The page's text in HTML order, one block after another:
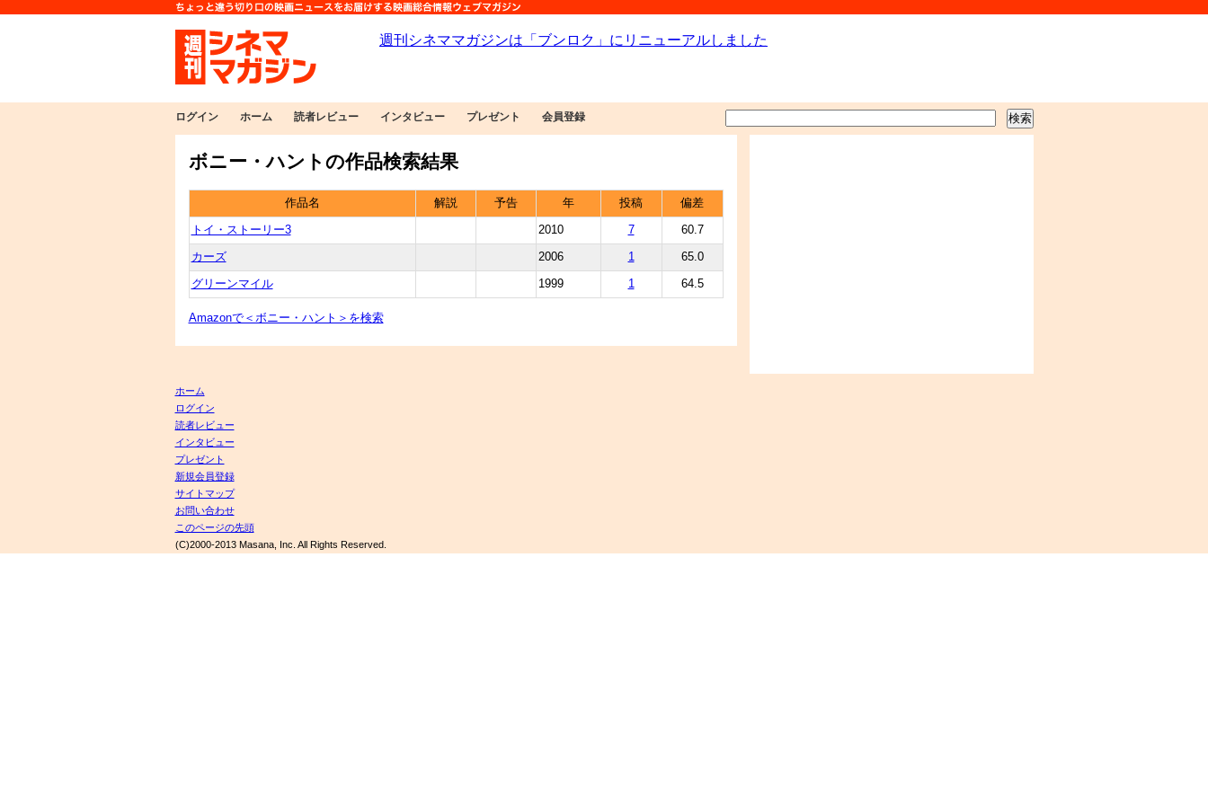
ログイン ホーム 読者レビュー インタビュー プレゼント 会員登録
ボニー・ハントの作品検索結果
作品名 解説 予告 年 投稿 偏差
トイ・ストーリー3 2010 7 60.7
カーズ 2006 1 65.0
グリーンマイル 1999 1 64.5
Amazonで＜ボニー・ハント＞を検索
ホーム
ログイン
読者レビュー
インタビュー
プレゼント
新規会員登録
サイトマップ
お問い合わせ
このページの先頭
(C)2000-2013 Masana, Inc. All Rights Reserved.